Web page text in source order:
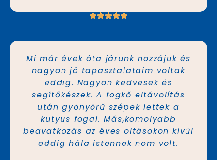
Mi már évek óta járunk hozzájuk és
nagyon jó tapasztalataim voltak
eddig. Nagyon kedvesek és
segítőkészek. A fogkő eltávolítás
után gyönyörű szépek lettek a
kutyus fogai. Más,komolyabb
beavatkozás az éves oltásokon kívül
eddig hála istennek nem volt.